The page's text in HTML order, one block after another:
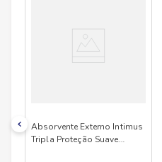
Absorvente Externo Intimus
Tripla Proteção Suave